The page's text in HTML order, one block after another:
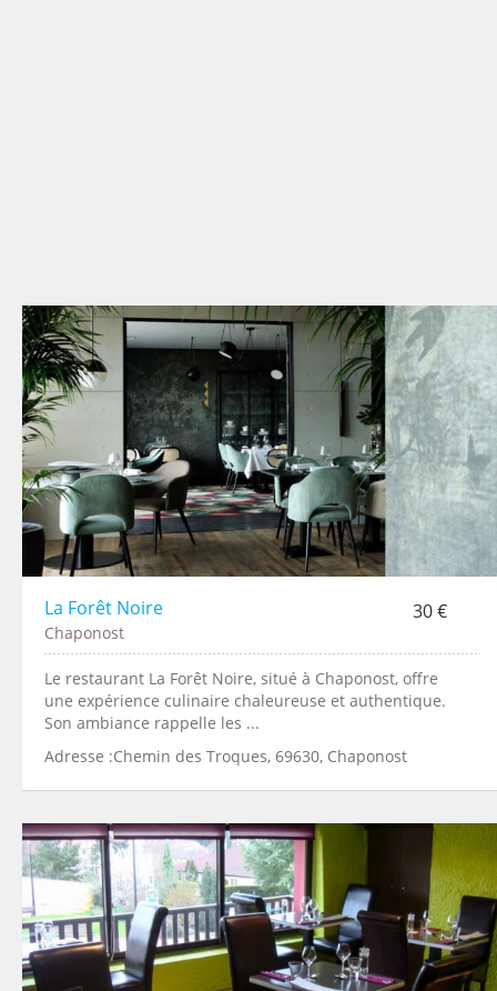
La Forêt Noire 30 €
Chaponost
Le restaurant La Forêt Noire, situé à Chaponost, offre
une expérience culinaire chaleureuse et authentique.
Son ambiance rappelle les ...
Adresse :Chemin des Troques, 69630, Chaponost